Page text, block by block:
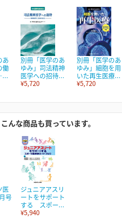
あ
働
別冊「医学のあ
ゆみ」司法精神
医学への招待...
¥5,720
別冊「医学のあ
ゆみ」細胞を用
いた再生医療...
¥5,720
んな商品も買っています。
医
号
ジュニアアスリ
ートをサポート
する スポー...
¥5,940